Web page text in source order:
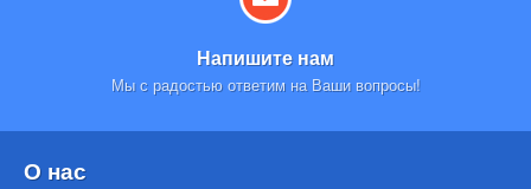
Напишите нам
Мы с радостью ответим на Ваши вопросы!
О нас